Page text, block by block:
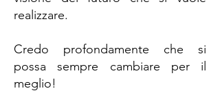
realizzare.
Credo profondamente che si
possa sempre cambiare per il
meglio!